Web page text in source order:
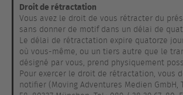
Droit de rétractation
Vous avez le droit de vous rétracter du
sans donner de motif dans un délai de
Le délai de rétractation expire quatorze
où vous-même, ou un tiers autre que le
désigné par vous, prend physiquement
Pour exercer le droit de rétractation, vous
notifier (Moving Adventures Medien GmbH,